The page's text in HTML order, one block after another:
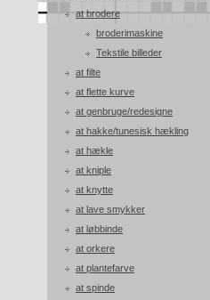
at brodere
broderimaskine
Tekstile billeder
at filte
at flette kurve
at genbruge/redesigne
at hakke/tunesisk hækling
at hækle
at kniple
at knytte
at lave smykker
at løbbinde
at orkere
at plantefarve
at spinde